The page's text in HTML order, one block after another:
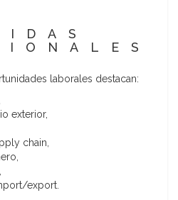
laborales destacan:
exterior,
chain,
export.